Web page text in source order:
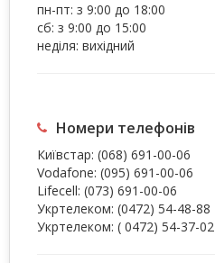
пн-пт: з 9:00 до 18:00
сб: з 9:00 до 15:00
неділя: вихідний
Номери телефонів
Київстар: (068) 691-00-06
Vodafone: (095) 691-00-06
Lifecell: (073) 691-00-06
Укртелеком: (0472) 54-48-88
Укртелеком: ( 0472) 54-37-02